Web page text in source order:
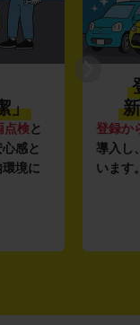
」
点検と
感と
境に
登録か
導入し
います